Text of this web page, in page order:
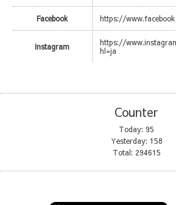
Facebook https://
Instagram
https://
hl=ja
Counter
Today: 95
Yesterday: 158
Total: 294615